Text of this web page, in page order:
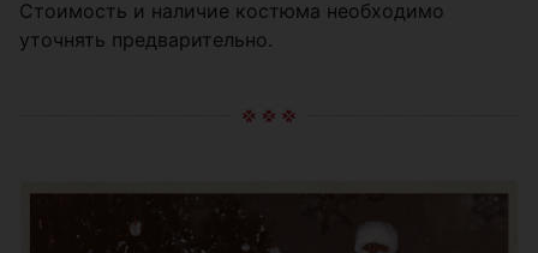
Стоимость и наличие костюма необходимо
уточнять предварительно.